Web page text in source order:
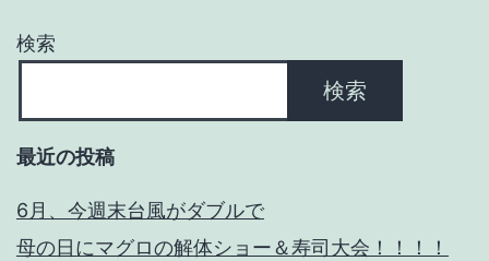
ン
検索
検索
最近の投稿
6月、今週末台風がダブルで
母の日にマグロの解体ショー＆寿司大会！！！！